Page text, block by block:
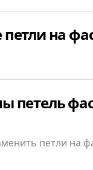
петли на
и
петель
петель
петли на